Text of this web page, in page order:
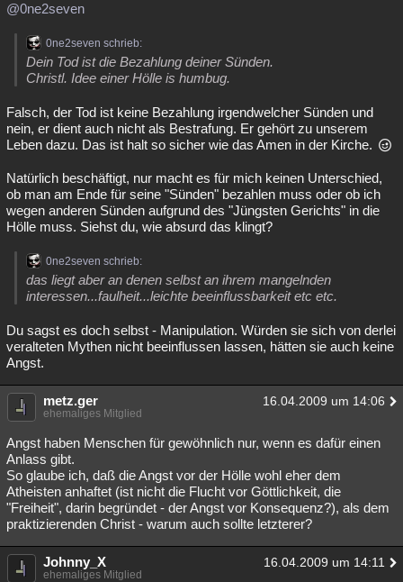
@0ne2seven
0ne2seven schrieb:
Dein Tod ist die Bezahlung deiner Sünden.
Christl. Idee einer Hölle is humbug.
Falsch, der Tod ist keine Bezahlung irgendwelcher Sünden und
nein, er dient auch nicht als Bestrafung. Er gehört zu unserem
Leben dazu. Das ist halt so sicher wie das Amen in der Kirche.
Natürlich beschäftigt, nur macht es für mich keinen Unterschied,
ob man am Ende für seine "Sünden" bezahlen muss oder ob ich
wegen anderen Sünden aufgrund des "Jüngsten Gerichts" in die
Hölle muss. Siehst du, wie absurd das klingt?
0ne2seven schrieb:
das liegt aber an denen selbst an ihrem mangelnden
interessen...faulheit...leichte beeinflussbarkeit etc etc.
Du sagst es doch selbst - Manipulation. Würden sie sich von derlei
veralteten Mythen nicht beeinflussen lassen, hätten sie auch keine
Angst.
metz.ger 16.04.2009 um 14:06
ehemaliges Mitglied
Angst haben Menschen für gewöhnlich nur, wenn es dafür einen
Anlass gibt.
So glaube ich, daß die Angst vor der Hölle wohl eher dem
Atheisten anhaftet (ist nicht die Flucht vor Göttlichkeit, die
"Freiheit", darin begründet - der Angst vor Konsequenz?), als dem
praktizierenden Christ - warum auch sollte letzterer?
Johnny_X 16.04.2009 um 14:11
ehemaliges Mitglied